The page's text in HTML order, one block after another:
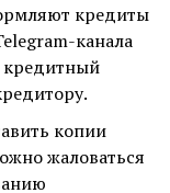
кредиты
канала
кредитный
копии
жаловаться